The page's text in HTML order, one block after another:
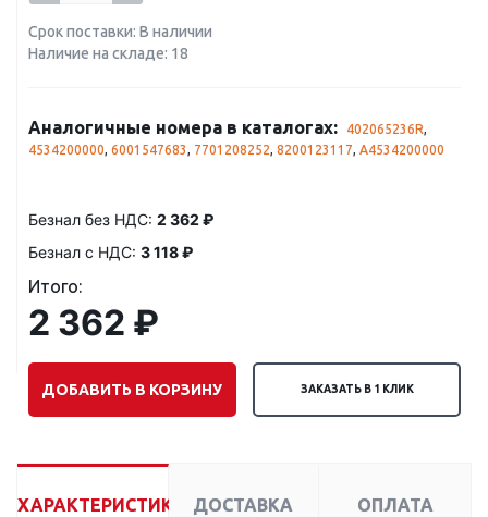
Срок поставки: В наличии
Наличие на складе: 18
Аналогичные номера в каталогах: 402065236R,
4534200000, 6001547683, 7701208252, 8200123117, A4534200000
Безнал без НДС: 2 362 ₽
Безнал с НДС: 3 118 ₽
Итого:
2 362 ₽
ДОБАВИТЬ В КОРЗИНУ ЗАКАЗАТЬ В 1 КЛИК
ХАРАКТЕРИСТИКИ ДОСТАВКА ОПЛАТА